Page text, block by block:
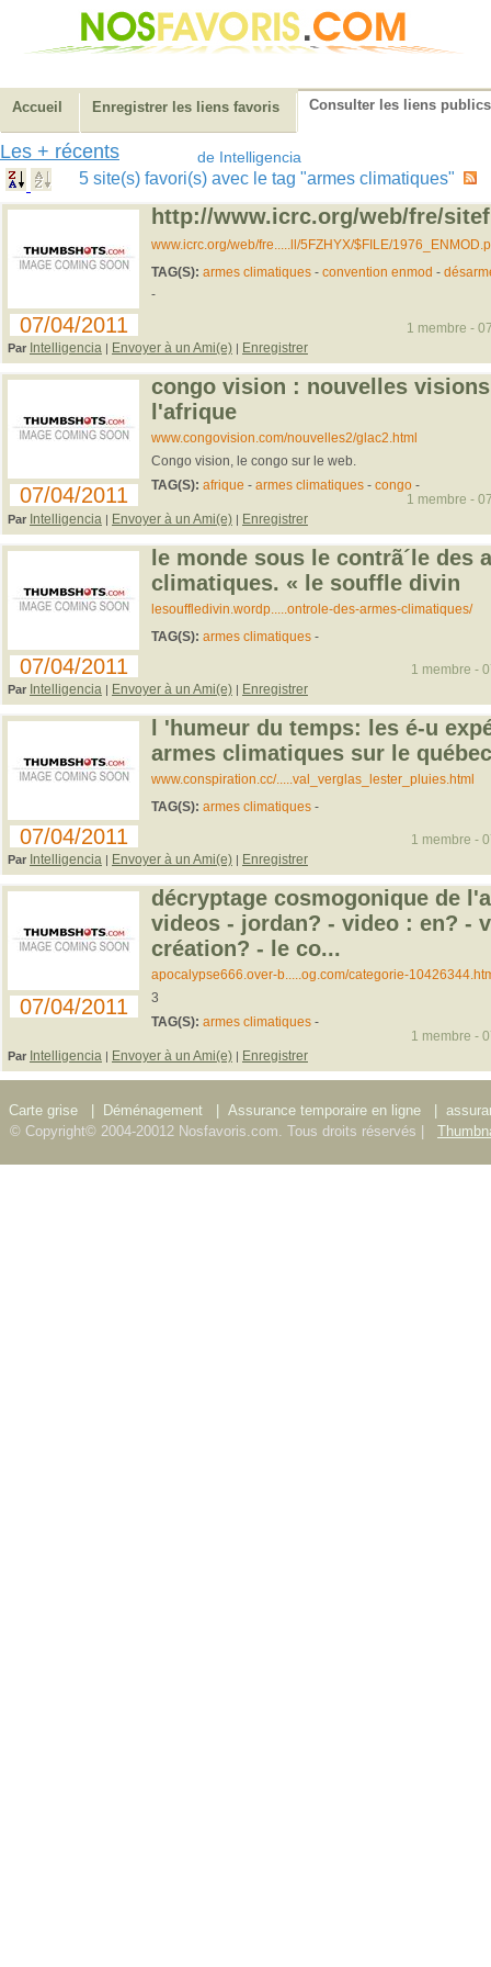
Accueil Enregistrer les liens favoris Consulter les liens publics
Les + récents de Intelligencia
5 site(s) favori(s) avec le tag "armes climatiques"
07/04/2011
http://www.icrc.org/web/fre/
www.icrc.org/web/fre.....ll/5FZHYX/$FILE/
TAG(S): armes climatiques- convention enmod -
-
Par Intelligencia | Envoyer à un Ami(e) | Enregistrer
1 membre -
07/04/2011
congo vision : nouvelles
l'afrique
www.congovision.com/nouvelles2/glac2.html
Congo vision, le congo sur le web.
TAG(S): afrique - armes climatiques- congo-
Par Intelligencia | Envoyer à un Ami(e) | Enregistrer
1 membre -
07/04/2011
le monde sous le contrã´le des
climatiques. « le souffle divin
lesouffledivin.wordp.....ontrole-des-armes-climatiques/
TAG(S): armes climatiques-
Par Intelligencia | Envoyer à un Ami(e) | Enregistrer
1 membre -
07/04/2011
l 'humeur du temps: les é-u
armes climatiques sur le
www.conspiration.cc/.....val_verglas_lester_pluies.html
TAG(S): armes climatiques-
Par Intelligencia | Envoyer à un Ami(e) | Enregistrer
1 membre -
07/04/2011
décryptage cosmogonique de
videos - jordan? - video : en? -
création? - le co...
apocalypse666.over-b.....og.com/categorie-
3
TAG(S): armes climatiques-
Par Intelligencia | Envoyer à un Ami(e) | Enregistrer
1 membre -
Carte grise Déménagement Assurance temporaire en ligne
© Copyright© 2004-20012 Nosfavoris.com. Tous droits réservés |